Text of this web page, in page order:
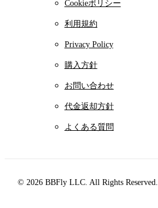
Cookieポリシー
利用規約
Privacy Policy
購入方針
お問い合わせ
代金返却方針
よくある質問
© 2026 BBFly LLC. All Rights Reserved.